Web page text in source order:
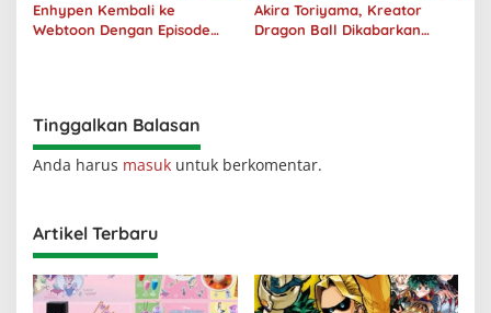
Enhypen Kembali ke
Webtoon Dengan Episode
Akira Toriyama, Kreator
Dragon Ball Dikabarkan
Tinggalkan Balasan
Anda harus masuk untuk berkomentar.
Artikel Terbaru